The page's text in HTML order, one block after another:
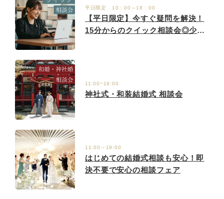
平日限定 10：00～18：00
【平日限定】今すぐ疑問を解決！
15分からのクイック相談会◎少人
11:00~19:00
神社式・和装結婚式 相談会
11:00～19:00
はじめての結婚式相談も安心！即
決不要で安心の相談フェア